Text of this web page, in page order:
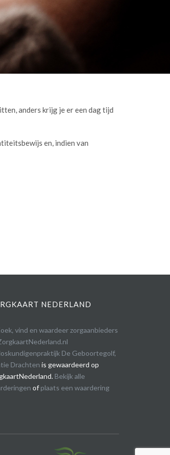
anders krijg je er een dag tijd
en, indien van
NEDERLAND
De Geboortegolf,
Drachten is gewaardeerd op
Bekijk alle
of plaats een waardering